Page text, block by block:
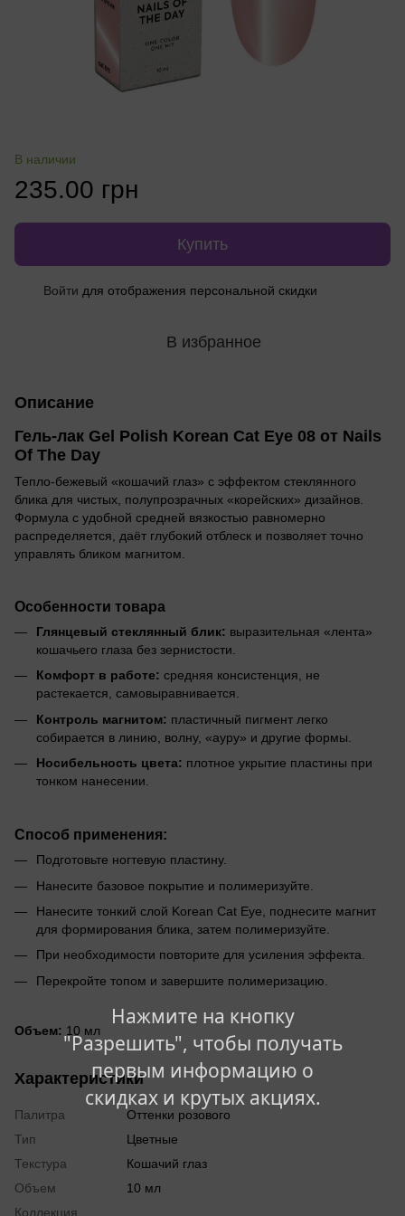
Нажмите на кнопку
"Разрешить", чтобы получать
первым информацию о
скидках и крутых акциях.
В наличии
235.00 грн
Купить
Войти для отображения персональной скидки
В избранное
Описание
Гель-лак Gel Polish Korean Cat Eye 08 от Nails
Of The Day
Тепло-бежевый «кошачий глаз» с эффектом стеклянного
блика для чистых, полупрозрачных «корейских» дизайнов.
Формула с удобной средней вязкостью равномерно
распределяется, даёт глубокий отблеск и позволяет точно
управлять бликом магнитом.
Особенности товара
Глянцевый стеклянный блик: выразительная «лента»
кошачьего глаза без зернистости.
Комфорт в работе: средняя консистенция, не
растекается, самовыравнивается.
Контроль магнитом: пластичный пигмент легко
собирается в линию, волну, «ауру» и другие формы.
Носибельность цвета: плотное укрытие пластины при
тонком нанесении.
Способ применения:
Подготовьте ногтевую пластину.
Нанесите базовое покрытие и полимеризуйте.
Нанесите тонкий слой Korean Cat Eye, поднесите магнит
для формирования блика, затем полимеризуйте.
При необходимости повторите для усиления эффекта.
Перекройте топом и завершите полимеризацию.
Объем: 10 мл
Характеристики
Палитра
Оттенки розового
Тип
Цветные
Текстура
Кошачий глаз
Объем
10 мл
Коллекция